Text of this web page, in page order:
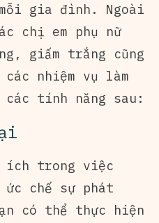
gia đình. Ngoài
chị em phụ nữ
giấm trắng cũng
nhiệm vụ làm
các tính năng sau:
ích trong việc
chế sự phát
có thể thực hiện